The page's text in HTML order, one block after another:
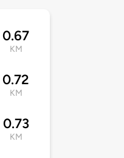
0.67
KM
0.72
KM
0.73
KM